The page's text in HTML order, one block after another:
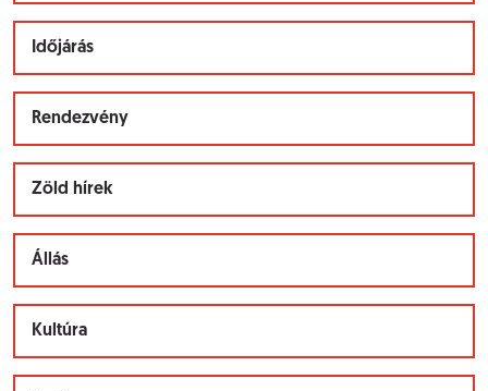
Időjárás
Rendezvény
Zöld hírek
Állás
Kultúra